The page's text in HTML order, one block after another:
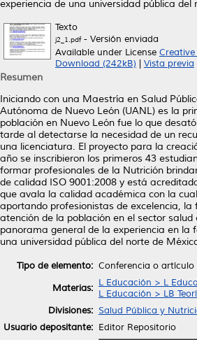
experiencia de una universidad pública del
Texto
j2_1.pdf- Versión enviada
Available under License
Download (242kB)
Vista previa
Resumen
Iniciando con una Maestría en Salud
Autónoma de Nuevo León (UANL) es la
población en Nuevo León fue lo que
tarde al detectarse la necesidad de un
una licenciatura. El proyecto para la
año se inscribieron los primeros 43
formar profesionales de la Nutrición
de calidad ISO 9001:2008 y está
que avala la calidad académica con la
aportando profesionistas de excelencia,
atención de la población en el sector
panorama general de la experiencia en la
una universidad pública del norte de
Tipo de elemento: Conferencia o artículo
Materias: L Educación > L
L Educación > LB
Divisiones: Salud Pública y
Usuario depositante: Editor Repositorio